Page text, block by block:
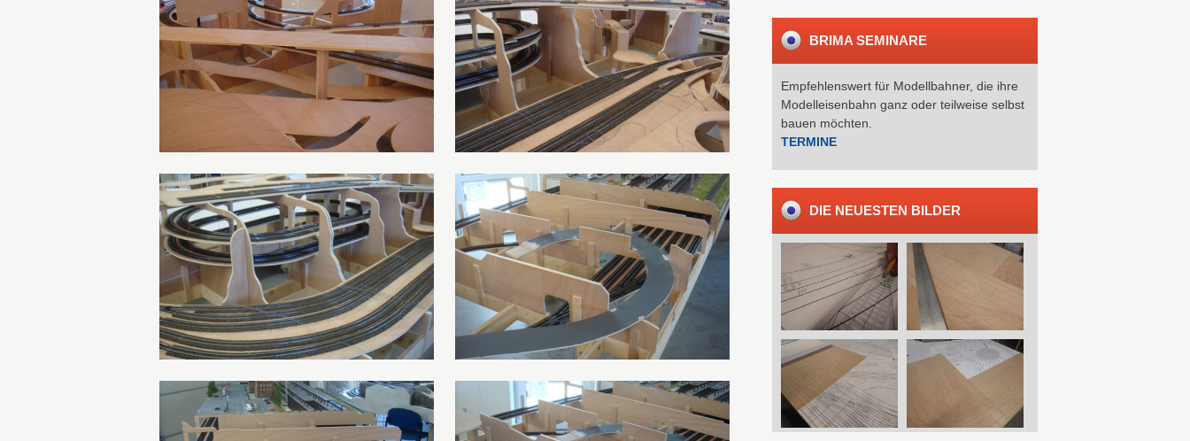
BRIMA SEMINARE
Empfehlenswert für Modellbahner, die ihre
Modelleisenbahn ganz oder teilweise selbst
bauen möchten.
TERMINE
DIE NEUESTEN BILDER